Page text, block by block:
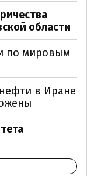
области
по мировым
в Иране